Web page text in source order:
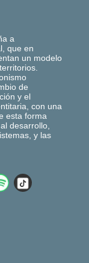
a
que en
un modelo
de
y el
con una
esta forma
desarrollo,
y las